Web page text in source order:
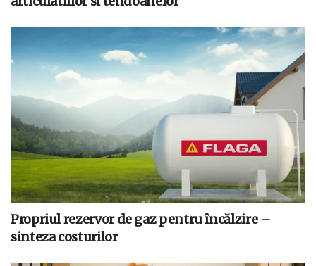
Propriul rezervor de gaz pentru încălzire –
sinteza costurilor